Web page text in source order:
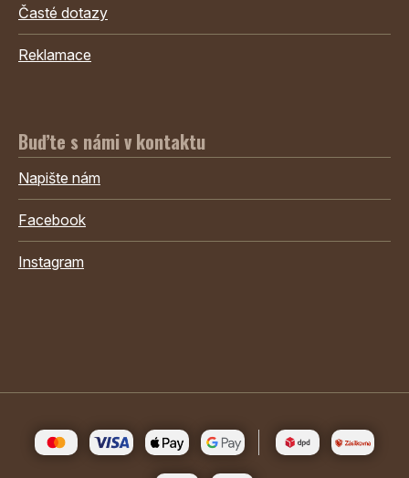
Časté dotazy
Reklamace
Buďte s námi v kontaktu
Napište nám
Facebook
Instagram